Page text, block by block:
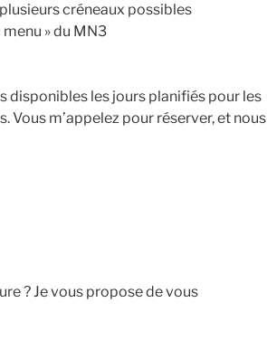
créneaux possibles
» du MN3
disponibles les jours planifiés pour les
Vous m’appelez pour réserver, et nous
? Je vous propose de vous